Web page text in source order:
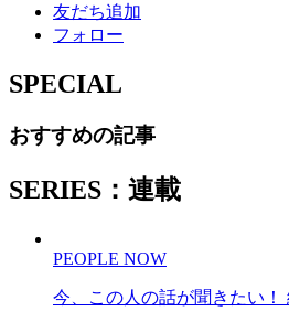
友だち追加
フォロー
SPECIAL
おすすめの記事
SERIES：連載
PEOPLE NOW
今、この人の話が聞きたい